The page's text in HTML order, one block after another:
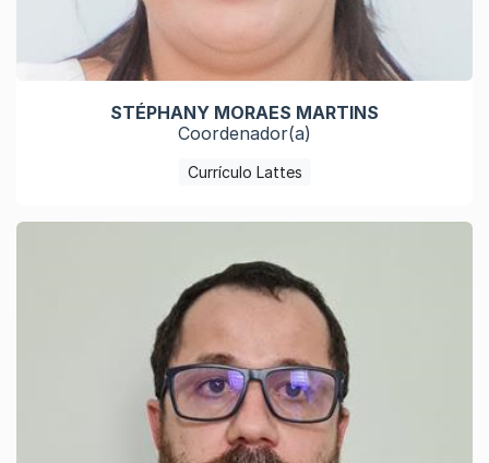
STÉPHANY MORAES MARTINS
Coordenador(a)
Currículo Lattes